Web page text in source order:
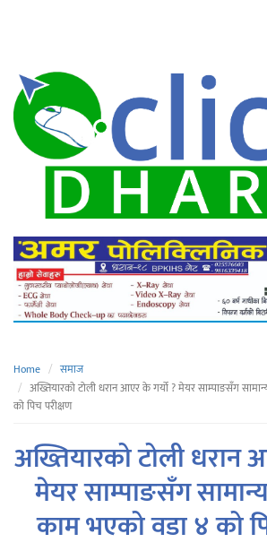
Home
समाज
अख्तियारको टोली धरान आएर के गर्यो ? मेयर साम्पाङसँग
को पिच परीक्षण
अख्तियारको टोली धरान
मेयर साम्पाङसँग
काम भएको वडा ४ को